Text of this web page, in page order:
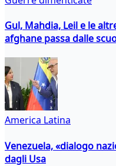
Gul, Mahdia, Leil e le
afghane passa dalle
America Latina
Venezuela, «dialogo
dagli Usa